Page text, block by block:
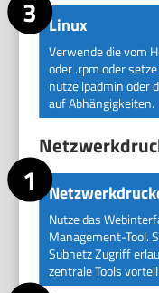
Linux
Verwende die vom
oder .rpm oder
nutze lpadmin oder
auf Abhängigkeiten.
Nutze das
Management-Tool.
Subnetz Zugriff
zentrale Tools